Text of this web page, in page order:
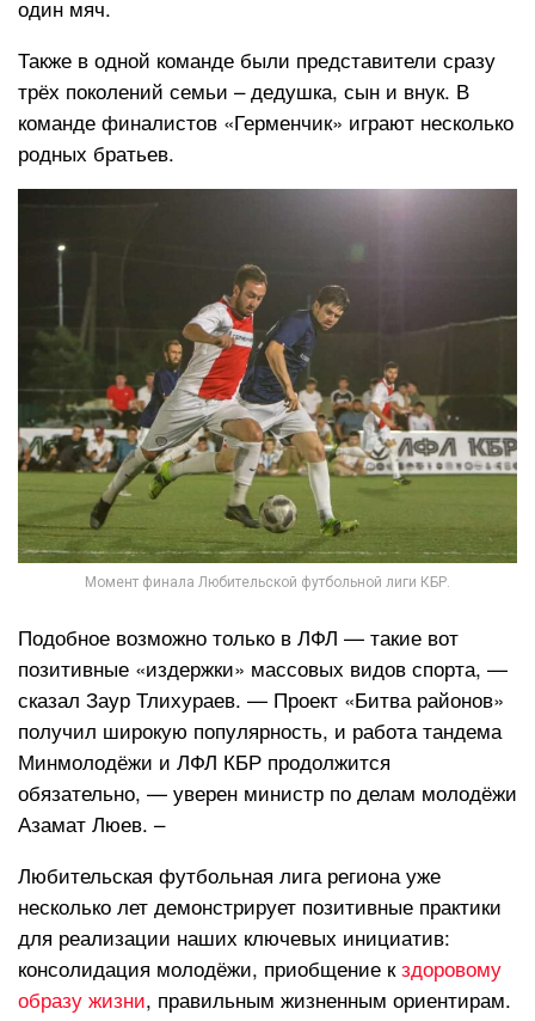
один мяч.
Также в одной команде были представители сразу
трёх поколений семьи – дедушка, сын и внук. В
команде финалистов «Герменчик» играют несколько
родных братьев.
Момент финала Любительской футбольной лиги КБР.
Подобное возможно только в ЛФЛ — такие вот
позитивные «издержки» массовых видов спорта, —
сказал Заур Тлихураев. — Проект «Битва районов»
получил широкую популярность, и работа тандема
Минмолодёжи и ЛФЛ КБР продолжится
обязательно, — уверен министр по делам молодёжи
Азамат Люев. –
Любительская футбольная лига региона уже
несколько лет демонстрирует позитивные практики
для реализации наших ключевых инициатив:
консолидация молодёжи, приобщение кздоровому
образу жизни, правильным жизненным ориентирам.